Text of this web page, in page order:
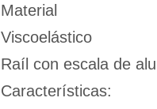
Material
Viscoelástico
Raíl con escala de
Características: